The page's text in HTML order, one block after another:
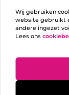
Wij gebruiken
website gebruikt
andere ingezet
Lees ons